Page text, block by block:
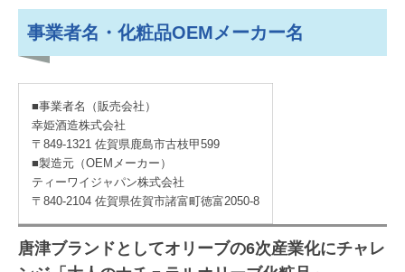
事業者名・化粧品OEMメーカー名
■事業者名（販売会社）
幸姫酒造株式会社
〒849-1321 佐賀県鹿島市古枝甲599
■製造元（OEMメーカー）
ティーワイジャパン株式会社
〒840-2104 佐賀県佐賀市諸富町徳富2050-8
唐津ブランドとしてオリーブの6次産業化にチャレ